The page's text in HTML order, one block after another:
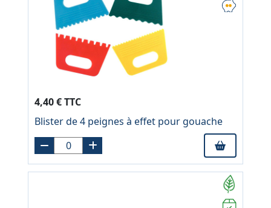
4,40 € TTC
Blister de 4 peignes à effet pour gouache